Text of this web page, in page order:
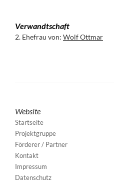
Verwandtschaft
2. Ehefrau von: Wolf Ottmar
Website
Startseite
Projektgruppe
Förderer / Partner
Kontakt
Impressum
Datenschutz